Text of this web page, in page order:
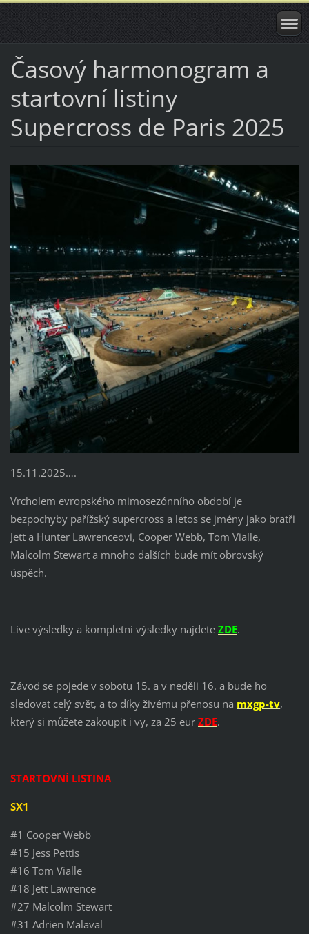
Časový harmonogram a
startovní listiny
Supercross de Paris 2025
15.11.2025….
Vrcholem evropského mimosezónního období je
bezpochyby pařížský supercross a letos se jmény jako bratři
Jett a Hunter Lawrenceovi, Cooper Webb, Tom Vialle,
Malcolm Stewart a mnoho dalších bude mít obrovský
úspěch.
Live výsledky a kompletní výsledky najdete ZDE.
Závod se pojede v sobotu 15. a v neděli 16. a bude ho
sledovat celý svět, a to díky živému přenosu na mxgp-tv,
který si můžete zakoupit i vy, za 25 eur ZDE.
STARTOVNÍ LISTINA
SX1
#1 Cooper Webb
#15 Jess Pettis
#16 Tom Vialle
#18 Jett Lawrence
#27 Malcolm Stewart
#31 Adrien Malaval